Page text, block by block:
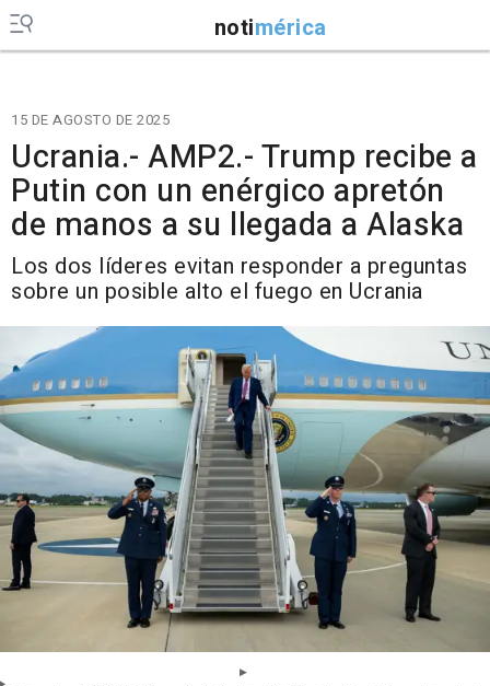
notimérica
15 DE AGOSTO DE 2025
Ucrania.- AMP2.- Trump recibe a
Putin con un enérgico apretón
de manos a su llegada a Alaska
Los dos líderes evitan responder a preguntas
sobre un posible alto el fuego en Ucrania